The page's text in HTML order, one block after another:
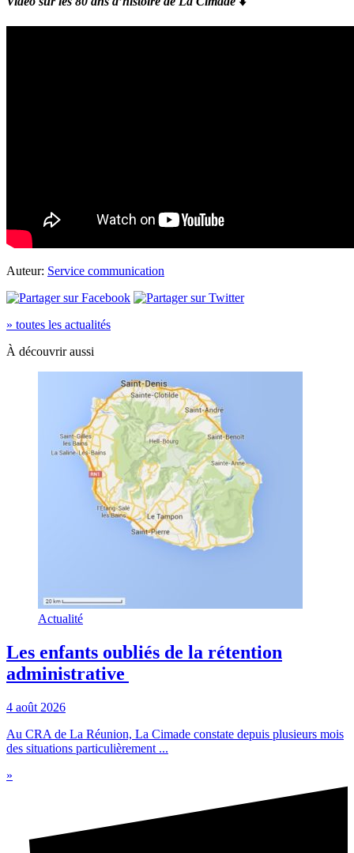
Auteur: Service communication
» toutes les actualités
À découvrir aussi
Actualité
Les enfants oubliés de la rétention
administrative
4 août 2026
Au CRA de La Réunion, La Cimade constate depuis plusieurs mois
des situations particulièrement ...
»